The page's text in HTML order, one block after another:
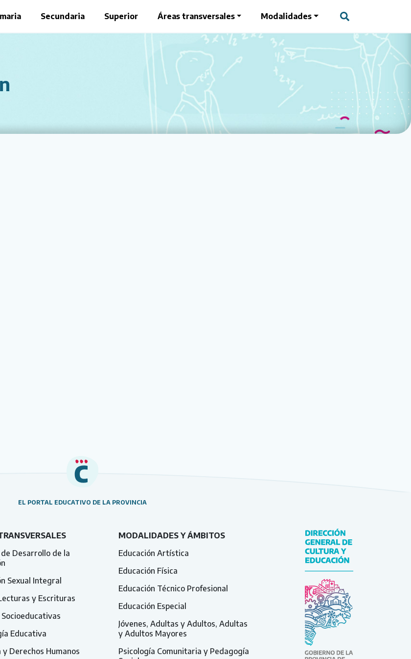
Secundaria Superior Áreas transversales Modalidades
EL PORTAL EDUCATIVO DE LA PROVINCIA
Desarrollo de la
Sexual Integral
y Escrituras
Educativa
y Derechos Humanos
MODALIDADES Y ÁMBITOS
Educación Artística
Educación Física
Educación Técnico Profesional
Educación Especial
Jóvenes, Adultas y Adultos, Adultas
y Adultos Mayores
Psicología Comunitaria y Pedagogía